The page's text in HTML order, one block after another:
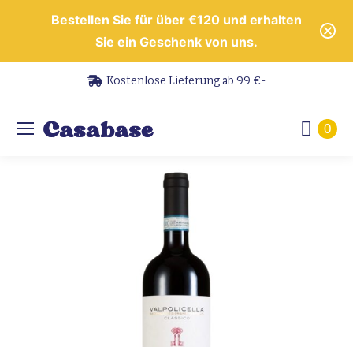
Bestellen Sie für über €120 und erhalten
Sie ein Geschenk von uns.
Kostenlose Lieferung ab 99 €-
0